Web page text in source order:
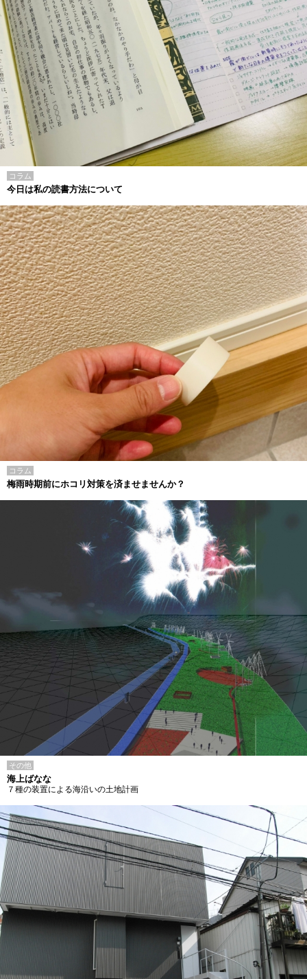
コラム
今日は私の読書方法について
コラム
梅雨時期前にホコリ対策を済ませませんか？
その他
海上ばなな
７種の装置による海沿いの土地計画